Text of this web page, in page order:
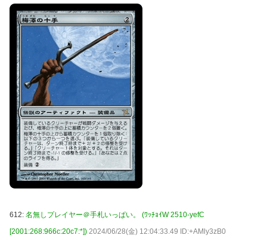
612: 名無しプレイヤー＠手札いっぱい。 (ﾜｯﾁｮｲW 2510-yefC
[2001:268:966c:20c7:*]) 2024/06/28(金) 12:04:33.49 ID:+AMly3zB0